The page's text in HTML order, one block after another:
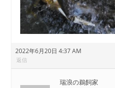
2022年6月20日 4:37 AM
返信
瑞浪の鵜飼家